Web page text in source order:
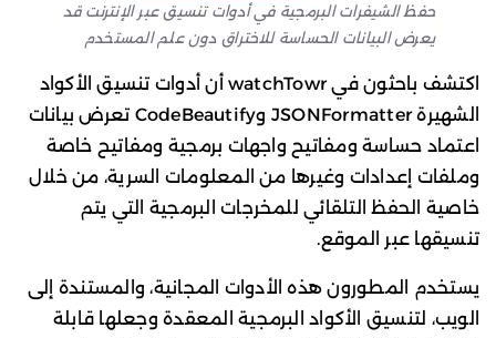
حفظ الشيفرات البرمجية في أدوات تنسيق عبر الإنترنت قد
يعرض البيانات الحساسة للاختراق دون علم المستخدم
اكتشف باحثون في watchTowr أن أدوات تنسيق الأكواد
الشهيرة JSONFormatter وCodeBeautify تعرض بيانات
اعتماد حساسة ومفاتيح واجهات برمجية ومفاتيح خاصة
وملفات إعدادات وغيرها من المعلومات السرية، من خلال
خاصية الحفظ التلقائي للمخرجات البرمجية التي يتم
تنسيقها عبر الموقع.
يستخدم المطورون هذه الأدوات المجانية، والمستندة إلى
الويب، لتنسيق الأكواد البرمجية المعقدة وجعلها قابلة